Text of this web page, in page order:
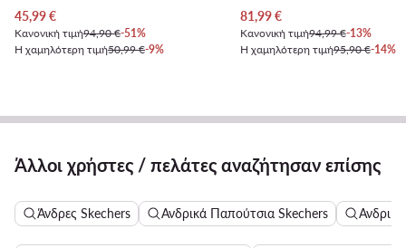
Τρέχουσα τιμή
45,99€
Κανονική τιμή94,90 €-51%
Η χαμηλότερη τιμή50,99 €-9%
Τρέχουσα τιμή
81,99€
Κανονική τιμή94,99 €-13%
Η χαμηλότερη τιμή95,90 €-14%
Άλλοι χρήστες / πελάτες αναζήτησαν επίσης
Άνδρες Skechers Ανδρικά Παπούτσια Skechers